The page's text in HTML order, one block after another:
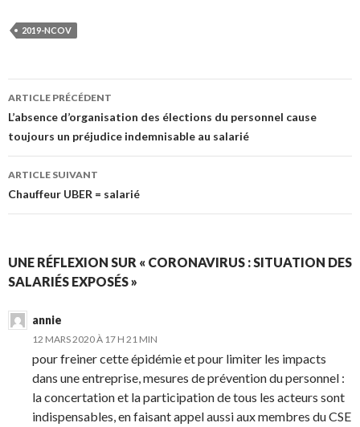
2019-NCOV
Navigation
des
articles
ARTICLE PRÉCÉDENT
L’absence d’organisation des élections du personnel cause
toujours un préjudice indemnisable au salarié
ARTICLE SUIVANT
Chauffeur UBER = salarié
UNE RÉFLEXION SUR « CORONAVIRUS : SITUATION DES
SALARIÉS EXPOSÉS »
annie
12 MARS 2020 À 17 H 21 MIN
pour freiner cette épidémie et pour limiter les impacts
dans une entreprise, mesures de prévention du personnel :
la concertation et la participation de tous les acteurs sont
indispensables, en faisant appel aussi aux membres du CSE